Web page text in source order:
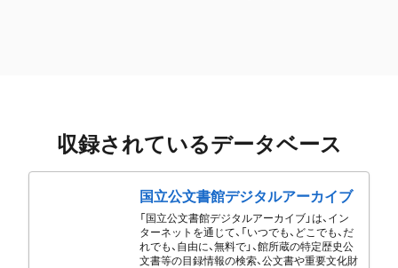
収録されているデータベース
国立公文書館デジタルアーカイブ
「国立公文書館デジタルアーカイブ」は、イン
ターネットを通じて、「いつでも、どこでも、だ
れでも、自由に、無料で」、館所蔵の特定歴史公
文書等の目録情報の検索、公文書や重要文化財